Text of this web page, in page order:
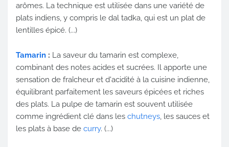
arômes. La technique est utilisée dans une variété de
plats indiens, y compris le dal tadka, qui est un plat de
lentilles épicé. (...)
Tamarin : La saveur du tamarin est complexe,
combinant des notes acides et sucrées. Il apporte une
sensation de fraîcheur et d'acidité à la cuisine indienne,
équilibrant parfaitement les saveurs épicées et riches
des plats. La pulpe de tamarin est souvent utilisée
comme ingrédient clé dans les chutneys, les sauces et
les plats à base de curry. (...)